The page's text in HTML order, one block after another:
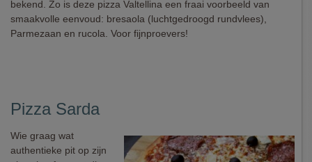
bekend. Zo is deze pizza Valtellina een fraai voorbeeld van
smaakvolle eenvoud: bresaola (luchtgedroogd rundvlees),
Parmezaan en rucola. Voor fijnproevers!
Pizza Sarda
Wie graag wat
authentieke pit op zijn